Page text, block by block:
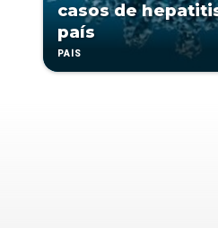
casos de
país
PAÍS